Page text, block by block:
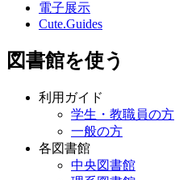
電子展示
Cute.Guides
図書館を使う
利用ガイド
学生・教職員の方
一般の方
各図書館
中央図書館